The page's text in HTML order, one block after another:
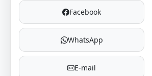
Facebook
WhatsApp
E-mail